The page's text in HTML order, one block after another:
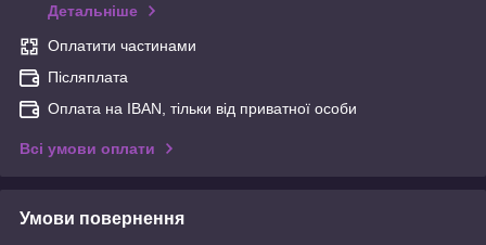
Детальніше
Оплатити частинами
Післяплата
Оплата на IBAN, тільки від приватної особи
Всі умови оплати
Умови повернення